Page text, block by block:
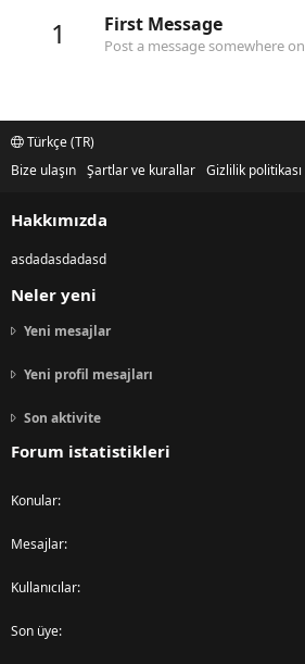
1 First Message
Post a message somewhere
Türkçe (TR)
Bize ulaşın Şartlar ve kurallar Gizlilik politikası
Hakkımızda
asdadasdadasd
Neler yeni
Yeni mesajlar
Yeni profil mesajları
Son aktivite
Forum istatistikleri
Konular
Mesajlar
Kullanıcılar
Son üye